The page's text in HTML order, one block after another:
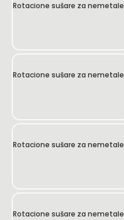
Rotacione sušare za nemetale
Rotacione sušare za nemetale
Rotacione sušare za nemetale
Rotacione sušare za nemetale